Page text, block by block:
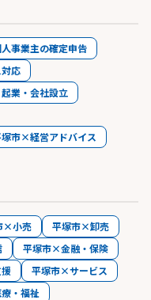
事業主の確定申告
応
業・会社設立
市×経営アドバイス
×小売
平塚市×卸売
平塚市×金融・保険
平塚市×サービス
・福祉